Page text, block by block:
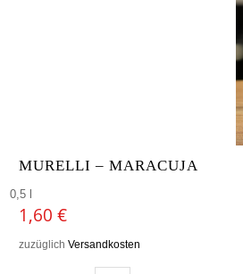
MURELLI – MARACUJA
0,5 l
1,60 €
zuzüglich Versandkosten